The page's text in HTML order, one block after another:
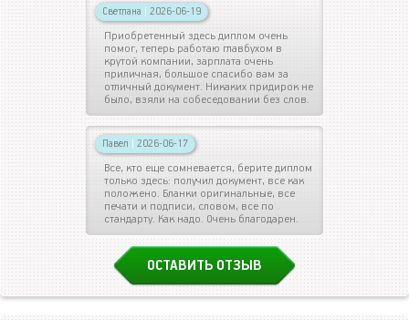
Светлана | 2026-06-19
Приобретенный здесь диплом очень
помог, теперь работаю главбухом в
крутой компании, зарплата очень
приличная, большое спасибо вам за
отличный документ. Никаких придирок не
было, взяли на собеседовании без слов.
Павел | 2026-06-17
Все, кто еще сомневается, берите диплом
только здесь: получил документ, все как
положено. Бланки оригинальные, все
печати и подписи, словом, все по
стандарту. Как надо. Очень благодарен.
ОСТАВИТЬ ОТЗЫВ